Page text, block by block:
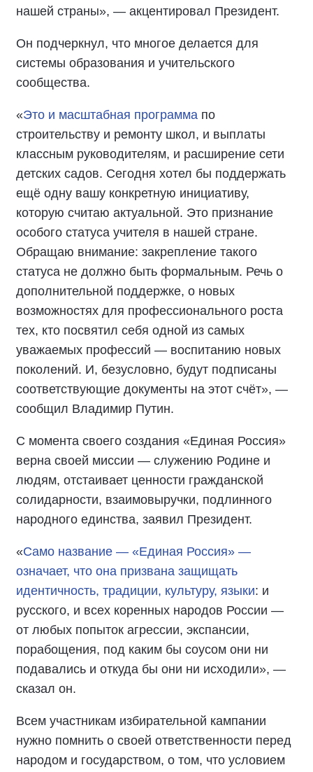
нашей страны», — акцентировал Президент.
Он подчеркнул, что многое делается для
системы образования и учительского
сообщества.
«Это и масштабная программа по
строительству и ремонту школ, и выплаты
классным руководителям, и расширение сети
детских садов. Сегодня хотел бы поддержать
ещё одну вашу конкретную инициативу,
которую считаю актуальной. Это признание
особого статуса учителя в нашей стране.
Обращаю внимание: закрепление такого
статуса не должно быть формальным. Речь о
дополнительной поддержке, о новых
возможностях для профессионального роста
тех, кто посвятил себя одной из самых
уважаемых профессий — воспитанию новых
поколений. И, безусловно, будут подписаны
соответствующие документы на этот счёт», —
сообщил Владимир Путин.
С момента своего создания «Единая Россия»
верна своей миссии — служению Родине и
людям, отстаивает ценности гражданской
солидарности, взаимовыручки, подлинного
народного единства, заявил Президент.
«Само название — «Единая Россия» —
означает, что она призвана защищать
идентичность, традиции, культуру, языки: и
русского, и всех коренных народов России —
от любых попыток агрессии, экспансии,
порабощения, под каким бы соусом они ни
подавались и откуда бы они ни исходили», —
сказал он.
Всем участникам избирательной кампании
нужно помнить о своей ответственности перед
народом и государством, о том, что условием